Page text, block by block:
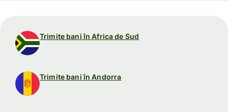
Trimite bani în Africa de Sud
Trimite bani în Andorra